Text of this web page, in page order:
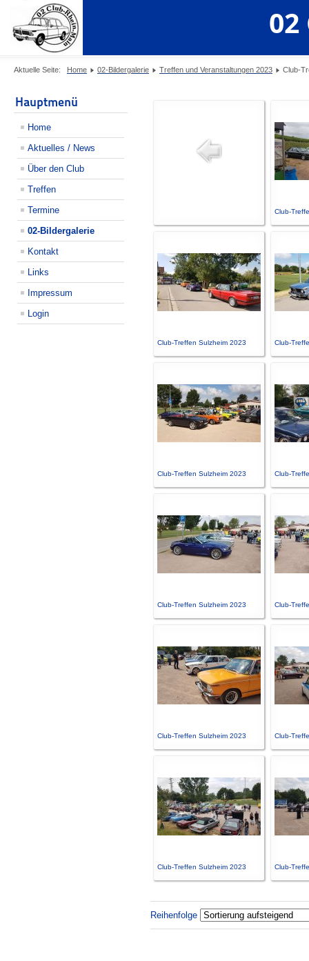
02
Aktuelle Seite: Home 02-Bildergalerie Treffen und Veranstaltungen 2023 Club-
Hauptmenü
Home
Aktuelles / News
Über den Club
Treffen
Termine
02-Bildergalerie
Kontakt
Links
Impressum
Login
Club-
Club-Treffen Sulzheim 2023 Club-
Club-Treffen Sulzheim 2023 Club-
Club-Treffen Sulzheim 2023 Club-
Club-Treffen Sulzheim 2023 Club-
Club-Treffen Sulzheim 2023 Club-
Reihenfolge